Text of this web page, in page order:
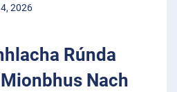
2026
Rúnda
Nach